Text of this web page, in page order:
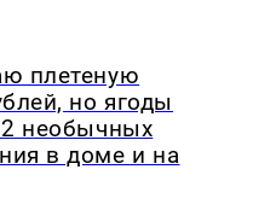
плетеную
но ягоды
необычных
в доме и на